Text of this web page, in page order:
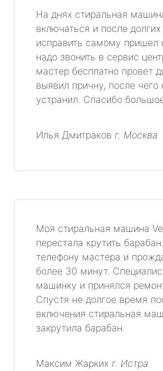
На днях стиральная
включаться и после
исправить самому пришел
надо звонить в сервис
мастер бесплатно провет
выявил причну, после чего
устранил. Спасибо
Илья Дмитраков г. Москва
Моя стиральная машина
перестала крутить
телефону мастера и
более 30 минут.
машинку и принялся
Спустя не долгое время
включения стиральная
закрутила барабан.
Максим Жарких г. Истра